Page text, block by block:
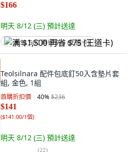
$166
明天 8/12 (三) 預計送達
满 $1,500 再省 $75 (王道卡)
Teolsilnara 配件包底釘50入含墊片套
組, 金色, 1組
首購折扣價 40%$236
$141
($141.00/1個)
明天 8/12 (三) 預計送達
(22)